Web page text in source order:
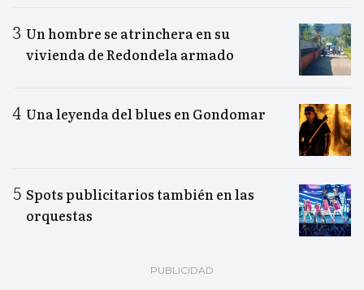
Un hombre se atrinchera en su
vivienda de Redondela armado
Una leyenda del blues en Gondomar
Spots publicitarios también en las
orquestas